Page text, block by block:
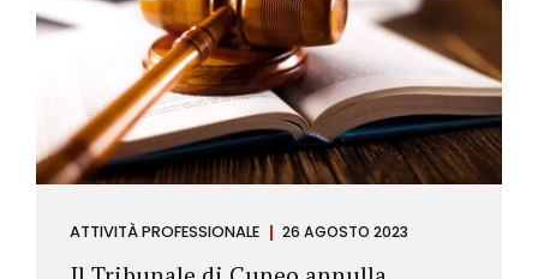
ATTIVITÀ PROFESSIONALE 26 AGOSTO 2023